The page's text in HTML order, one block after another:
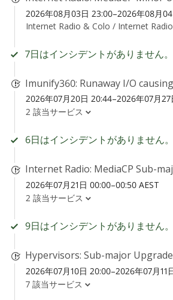
2026年08月03日 23:00–2026年08月
Internet Radio & Colo / Internet
7日はインシデントがありません。
Imunify360: Runaway I/O
2026年07月20日 20:44–2026年07月27
2 該当サービス
6日はインシデントがありません。
Internet Radio: MediaCP Sub-
2026年07月21日 00:00–00:50 AEST
2 該当サービス
9日はインシデントがありません。
Hypervisors: Sub-major
2026年07月10日 20:00–2026年07月11
7 該当サービス